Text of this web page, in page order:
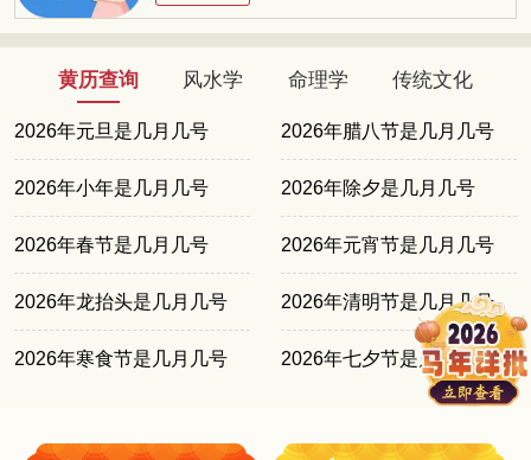
黄历查询 风水学 命理学 传统文化
2026年元旦是几月几号 2026年腊八节是几月几号
2026年小年是几月几号 2026年除夕是几月几号
2026年春节是几月几号 2026年元宵节是几月几号
2026年龙抬头是几月几号 2026年清明节是几月几号
2026年寒食节是几月几号 2026年七夕节是几月几号